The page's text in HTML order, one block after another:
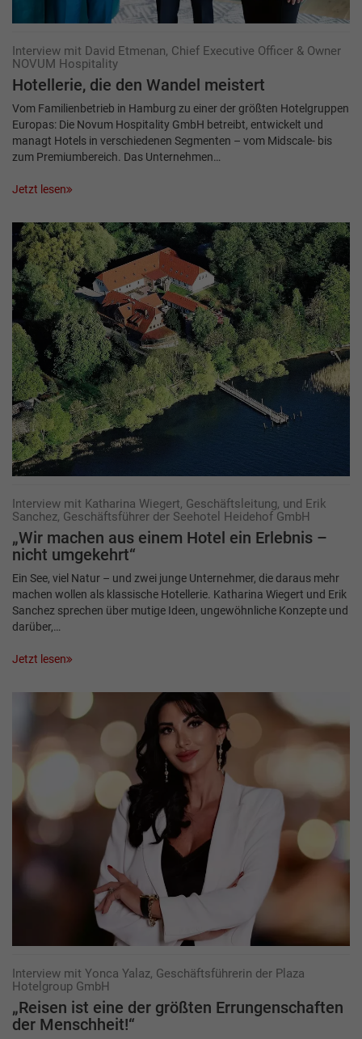
Interview mit David Etmenan, Chief Executive Officer & Owner
NOVUM Hospitality
Hotellerie, die den Wandel meistert
Vom Familienbetrieb in Hamburg zu einer der größten Hotelgruppen
Europas: Die Novum Hospitality GmbH betreibt, entwickelt und
managt Hotels in verschiedenen Segmenten – vom Midscale- bis
zum Premiumbereich. Das Unternehmen…
Jetzt lesen
Interview mit Katharina Wiegert, Geschäftsleitung, und Erik
Sanchez, Geschäftsführer der Seehotel Heidehof GmbH
„Wir machen aus einem Hotel ein Erlebnis –
nicht umgekehrt“
Ein See, viel Natur – und zwei junge Unternehmer, die daraus mehr
machen wollen als klassische Hotellerie. Katharina Wiegert und Erik
Sanchez sprechen über mutige Ideen, ungewöhnliche Konzepte und
darüber,…
Jetzt lesen
Interview mit Yonca Yalaz, Geschäftsführerin der Plaza
Hotelgroup GmbH
„Reisen ist eine der größten ­Er­rungenschaften
der Menschheit!“